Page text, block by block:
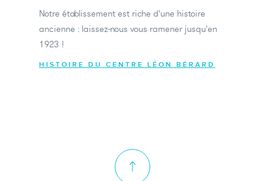
Notre établissement est riche d'une histoire
ancienne : laissez-nous vous ramener jusqu'en
1923 !
HISTOIRE DU CENTRE LÉON BÉRARD